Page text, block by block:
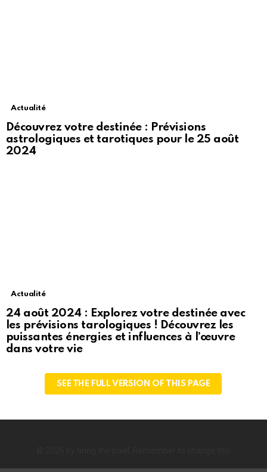
Actualité
Découvrez votre destinée : Prévisions
astrologiques et tarotiques pour le 25 août
2024
Actualité
24 août 2024 : Explorez votre destinée avec
les prévisions tarologiques ! Découvrez les
puissantes énergies et influences à l’œuvre
dans votre vie
SEE THE FULL VERSION OF THIS PAGE